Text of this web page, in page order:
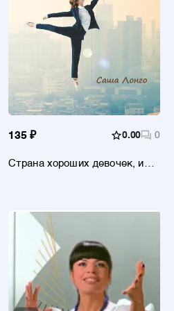
135 ₽ 0.00 0
Страна хороших девочек, или